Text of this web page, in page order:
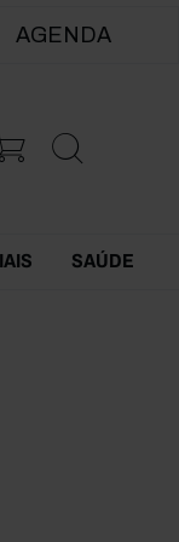
AGENDA
SAÚDE